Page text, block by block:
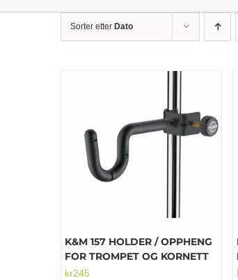
Sorter etter Dato
K&M 157 HOLDER / OPPHENG
FOR TROMPET OG KORNETT
kr245